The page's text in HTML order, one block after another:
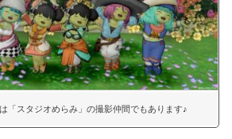
「スタジオめらみ」の撮影仲間でもあります♪